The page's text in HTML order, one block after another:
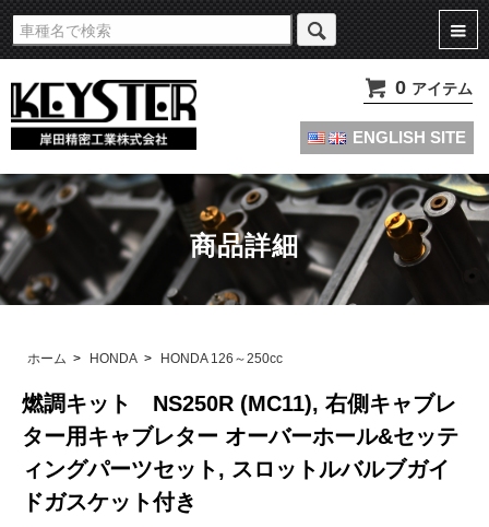
旧車・名車・絶版車キャブレターのオーバーホールやセッティングパーツは
KEYSTERの燃調キット
0 アイテム
ENGLISH SITE
商品詳細
ホーム > HONDA > HONDA 126～250cc
燃調キット NS250R (MC11), 右側キャブレ
ター用キャブレター オーバーホール&セッテ
ィングパーツセット, スロットルバルブガイ
ドガスケット付き